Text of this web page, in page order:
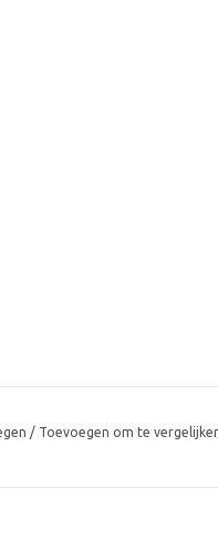
/ Toevoegen om te